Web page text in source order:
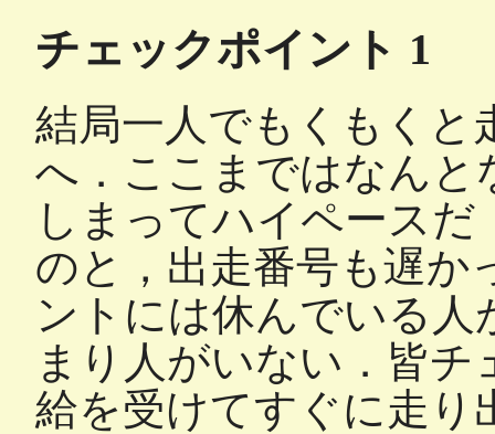
チェックポイント 1
結局一人でもくもくと
へ．ここまではなんと
しまってハイペース
のと，出走番号も遅か
ントには休んでいる
まり人がいない．皆
給を受けてすぐに走り